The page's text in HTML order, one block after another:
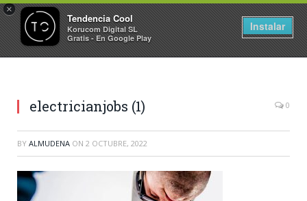
×
Tendencia Cool
Korucom Digital SL
Gratis - En Google Play
Instalar
electricianjobs (1) 0
BY ALMUDENA ON 2 OCTUBRE, 2022